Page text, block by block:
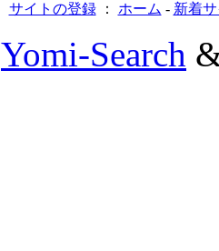
サイトの登録： ホーム - 新着
Yomi-Search